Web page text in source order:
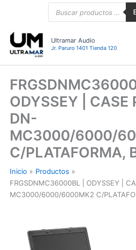
Ultramar Audio
Jr. Paruro 1401 Tienda 120
ODYSSEY | CASE
DN-
MC3000/6000/
C/PLATAFORMA,
Inicio
Productos
FRGSDNMC36000BL | ODYSSEY |
MC3000/6000/6000MK2 C/
ODYSSEY